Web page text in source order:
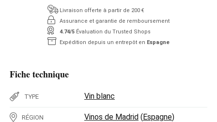
Livraison offerte à partir de 200 €
Assurance et garantie de remboursement
4.74/5 Évaluation du Trusted Shops
Expédition depuis un entrepôt en Espagne
Fiche technique
TYPE Vin blanc
RÉGION Vinos de Madrid (Espagne)